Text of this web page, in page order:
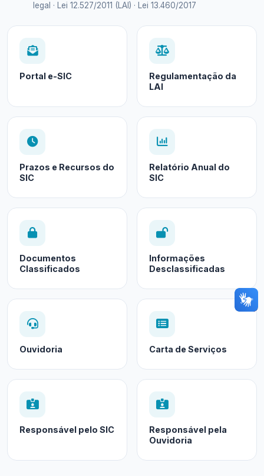
legal · Lei 12.527/2011 (LAI) · Lei 13.460/2017
Portal e-SIC
Regulamentação da
LAI
Prazos e Recursos do
SIC
Relatório Anual do
SIC
Documentos
Classificados
Informações
Desclassificadas
Ouvidoria Carta de Serviços
Responsável pelo SIC
Responsável pela
Ouvidoria